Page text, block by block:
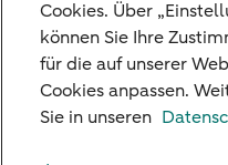
offizielle
sondern dient
des Kunden. Der
Ausarbeitung
67 WpHG.
Unsere
Cookies. Über
können Sie Ihre
für die auf unserer
Cookies anpassen.
Sie in unseren